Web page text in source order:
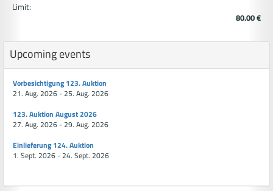
Limit:
80.00 €
Upcoming events
Vorbesichtigung 123. Auktion
21. Aug. 2026 - 25. Aug. 2026
123. Auktion August 2026
27. Aug. 2026 - 29. Aug. 2026
Einlieferung 124. Auktion
1. Sept. 2026 - 24. Sept. 2026